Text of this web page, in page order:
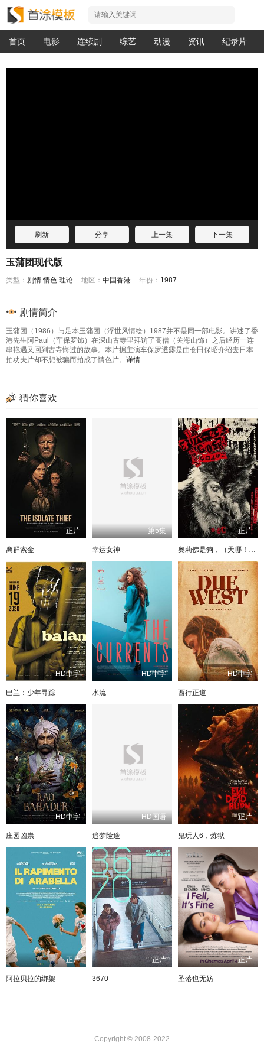
首页 电影 连续剧 综艺 动漫 资讯 纪录片
刷新 分享 上一集 下一集
玉蒲团现代版
类型： 剧情 情色 理论 地区： 中国香港 年份： 1987
剧情简介
玉蒲团（1986）与足本玉蒲团（浮世风情绘）1987并不是同一部电影。讲述了香
港先生阿Paul（车保罗饰）在深山古寺里拜访了高僧（关海山饰）之后经历一连
串艳遇又回到古寺悔过的故事。本片据主演车保罗透露是由仓田保昭介绍去日本
拍功夫片却不想被骗而拍成了情色片。 详情
猜你喜欢
正片
离群索金
第5集
幸运女神
正片
HD中字
巴兰：少年寻踪
HD中字
水流
HD中字
西行正道
HD中字
庄园凶祟
HD国语
追梦险途
正片
鬼玩人6，炼狱
正片
阿拉贝拉的绑架
正片
3670
正片
坠落也无妨
Copyright © 2008-2022